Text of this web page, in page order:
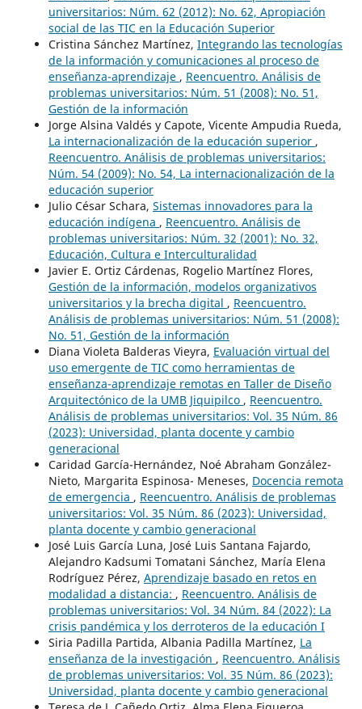
universitarios: Núm. 62 (2012): No. 62, Apropiación
social de las TIC en la Educación Superior
Cristina Sánchez Martínez, Integrando las tecnologías
de la información y comunicaciones al proceso de
enseñanza-aprendizaje , Reencuentro. Análisis de
problemas universitarios: Núm. 51 (2008): No. 51,
Gestión de la información
Jorge Alsina Valdés y Capote, Vicente Ampudia Rueda,
La internacionalización de la educación superior ,
Reencuentro. Análisis de problemas universitarios:
Núm. 54 (2009): No. 54, La internacionalización de la
educación superior
Julio César Schara, Sistemas innovadores para la
educación indígena , Reencuentro. Análisis de
problemas universitarios: Núm. 32 (2001): No. 32,
Educación, Cultura e Interculturalidad
Javier E. Ortiz Cárdenas, Rogelio Martínez Flores,
Gestión de la información, modelos organizativos
universitarios y la brecha digital , Reencuentro.
Análisis de problemas universitarios: Núm. 51 (2008):
No. 51, Gestión de la información
Diana Violeta Balderas Vieyra, Evaluación virtual del
uso emergente de TIC como herramientas de
enseñanza-aprendizaje remotas en Taller de Diseño
Arquitectónico de la UMB Jiquipilco , Reencuentro.
Análisis de problemas universitarios: Vol. 35 Núm. 86
(2023): Universidad, planta docente y cambio
generacional
Caridad García-Hernández, Noé Abraham González-
Nieto, Margarita Espinosa- Meneses, Docencia remota
de emergencia , Reencuentro. Análisis de problemas
universitarios: Vol. 35 Núm. 86 (2023): Universidad,
planta docente y cambio generacional
José Luis García Luna, José Luis Santana Fajardo,
Alejandro Kadsumi Tomatani Sánchez, María Elena
Rodríguez Pérez, Aprendizaje basado en retos en
modalidad a distancia: , Reencuentro. Análisis de
problemas universitarios: Vol. 34 Núm. 84 (2022): La
crisis pandémica y los derroteros de la educación I
Siria Padilla Partida, Albania Padilla Martínez, La
enseñanza de la investigación , Reencuentro. Análisis
de problemas universitarios: Vol. 35 Núm. 86 (2023):
Universidad, planta docente y cambio generacional